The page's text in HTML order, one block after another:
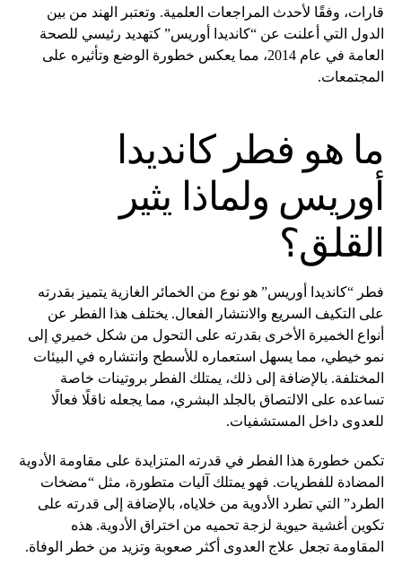
قارات، وفقًا لأحدث المراجعات العلمية. وتعتبر الهند من بين
الدول التي أعلنت عن “كانديدا أوريس” كتهديد رئيسي للصحة
العامة في عام 2014، مما يعكس خطورة الوضع وتأثيره على
المجتمعات.
ما هو فطر كانديدا
أوريس ولماذا يثير
القلق؟
فطر “كانديدا أوريس” هو نوع من الخمائر الغازية يتميز بقدرته
على التكيف السريع والانتشار الفعال. يختلف هذا الفطر عن
أنواع الخميرة الأخرى بقدرته على التحول من شكل خميري إلى
نمو خيطي، مما يسهل استعماره للأسطح وانتشاره في البيئات
المختلفة. بالإضافة إلى ذلك، يمتلك الفطر بروتينات خاصة
تساعده على الالتصاق بالجلد البشري، مما يجعله ناقلًا فعالًا
للعدوى داخل المستشفيات.
تكمن خطورة هذا الفطر في قدرته المتزايدة على مقاومة الأدوية
المضادة للفطريات. فهو يمتلك آليات متطورة، مثل “مضخات
الطرد” التي تطرد الأدوية من خلاياه، بالإضافة إلى قدرته على
تكوين أغشية حيوية لزجة تحميه من اختراق الأدوية. هذه
المقاومة تجعل علاج العدوى أكثر صعوبة وتزيد من خطر الوفاة.